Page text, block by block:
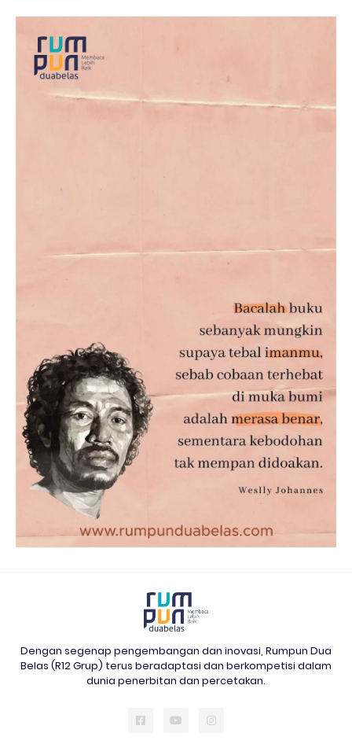
Dengan segenap pengembangan dan inovasi, Rumpun Dua
Belas (R12 Grup) terus beradaptasi dan berkompetisi dalam
dunia penerbitan dan percetakan.